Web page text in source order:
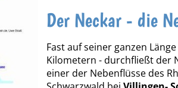
Der Neckar - die
Fast auf seiner ganzen
Kilometern - durchfließt der
einer der Nebenflüsse des